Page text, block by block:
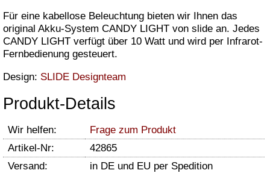
Für eine kabellose Beleuchtung bieten wir Ihnen das
original Akku-System CANDY LIGHT von slide an. Jedes
CANDY LIGHT verfügt über 10 Watt und wird per Infrarot-
Fernbedienung gesteuert.
Design: SLIDE Designteam
Produkt-Details
Wir helfen:
Frage zum Produkt
Artikel-Nr:
42865
Versand:
in DE und EU per Spedition